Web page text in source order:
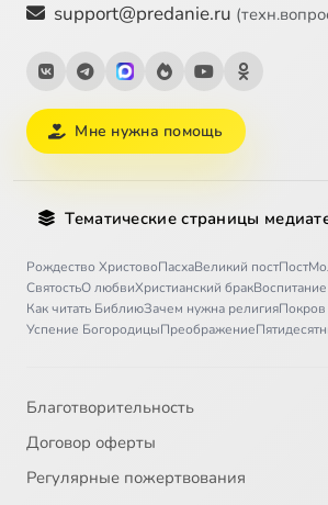
support@predanie.ru
Мне нужна помощь
Тематические страницы
Рождество ХристовоПасхаВеликий постПост
СвятостьО любвиХристианский брак
Как читать БиблиюЗачем нужна религия
Успение БогородицыПреображение
Благотворительность
Договор оферты
Регулярные пожертвования